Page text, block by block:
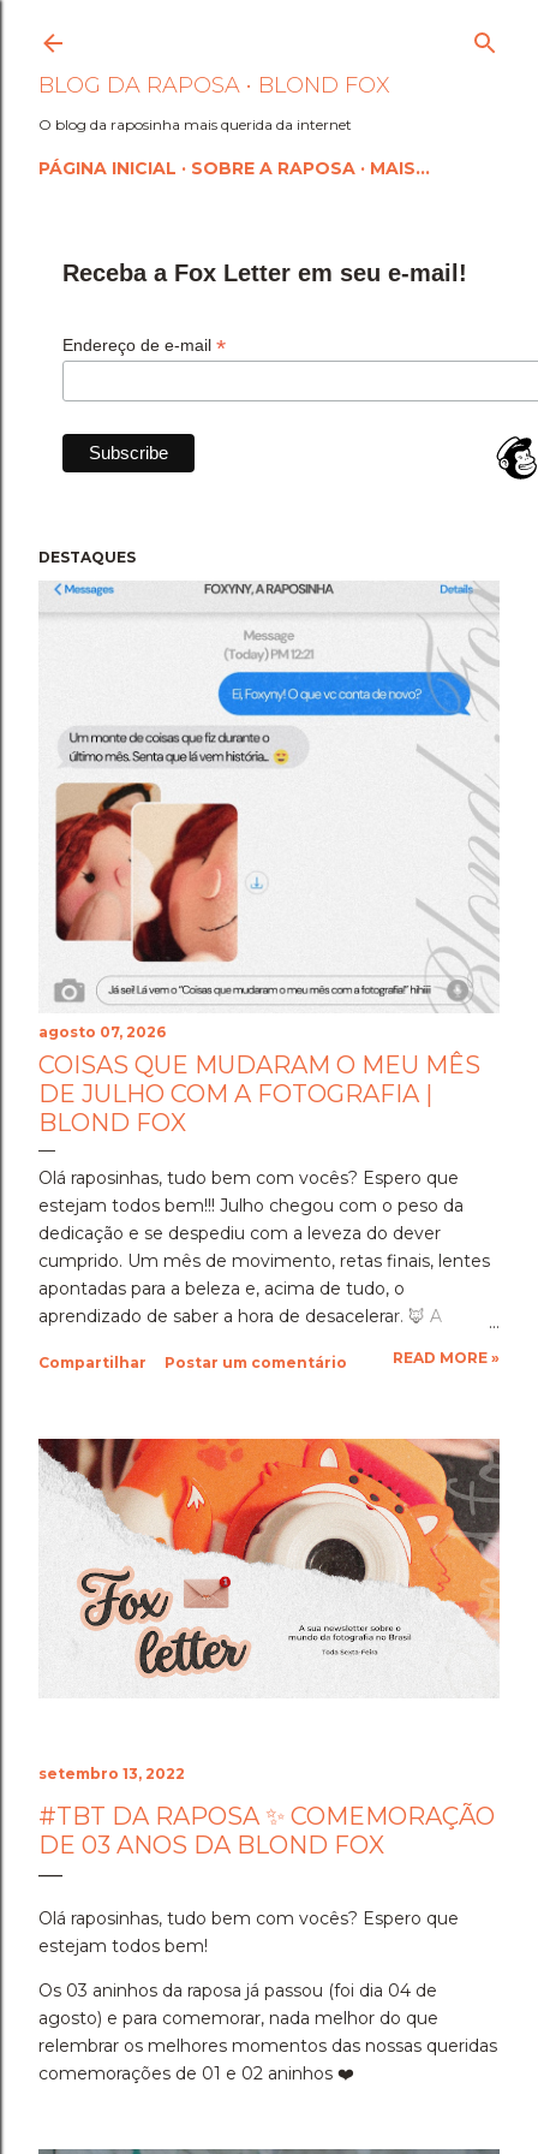
Pular para o conteúdo
BLOG DA RAPOSA • BLOND FOX
O blog da raposinha mais querida da internet
PÁGINA INICIAL SOBRE A RAPOSA MAIS…
Receba a Fox Letter em seu e-mail!
Endereço de e-mail *
DESTAQUES
agosto 07, 2026
COISAS QUE MUDARAM O MEU MÊS
DE JULHO COM A FOTOGRAFIA |
BLOND FOX
Olá raposinhas, tudo bem com vocês? Espero que
estejam todos bem!!! Julho chegou com o peso da
dedicação e se despediu com a leveza do dever
cumprido. Um mês de movimento, retas finais, lentes
apontadas para a beleza e, acima de tudo, o
aprendizado de saber a hora de desacelerar. ​🦊 A
mês em que a disciplina atingiu o seu ponto mais alto.
importante foi um exercício de resiliência e entrega.
Aprendi que quando a gente se compromete de
verdade com um objetivo, a nossa mente descobre
uma capacidade de sustentação que a gente nem
sabia que tinha. Foi exaustivo, mas foi a prova concreta
da minha própria força. 🦊 A Viagem para Holambra: O
Cenário do Desafio ​Trocar de ar e ir fazer a prova em
Holambra transformou o peso do compromisso em
uma experiência memorável. A cidade das flores, com
sua arquitetura, suas estufas e suas estra...
Compartilhar Postar um comentário READ MORE »
setembro 13, 2022
#TBT DA RAPOSA ✨ COMEMORAÇÃO
DE 03 ANOS DA BLOND FOX
Olá raposinhas, tudo bem com vocês? Espero que
estejam todos bem!
Os 03 aninhos da raposa já passou (foi dia 04 de
agosto) e para comemorar, nada melhor do que
relembrar os melhores momentos das nossas queridas
comemorações de 01 e 02 aninhos ❤️